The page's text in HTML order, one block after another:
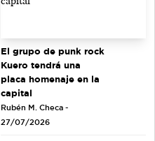
El grupo de punk rock
Kuero tendrá una
placa homenaje en la
capital
Rubén M. Checa -
27/07/2026